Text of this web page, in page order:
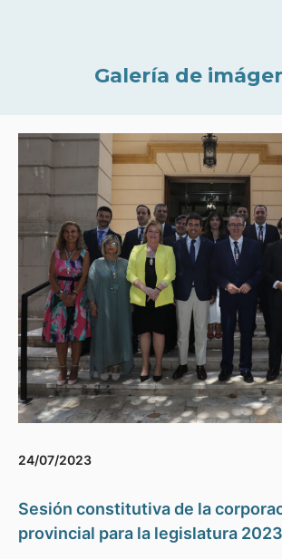
Galería de
24/07/2023
Sesión constitutiva de la
provincial para la legislatura